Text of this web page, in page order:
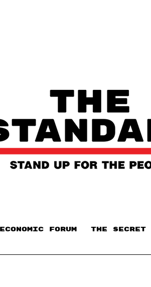
ECONOMIC FORUM THE SECRET